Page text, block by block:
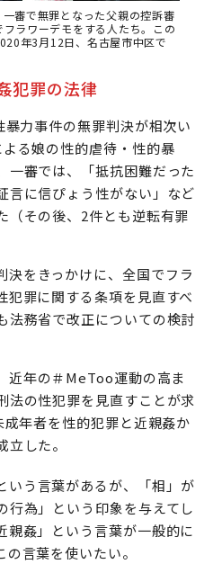
審で無罪となった父親の控訴審
ラワーデモをする人たち。この
年3月12日、名古屋市中区で
犯罪の法律
力事件の無罪判決が相次い
る娘の性的虐待・性的暴
一審では、「抵抗困難だった
言に信ぴょう性がない」など
（その後、2件とも逆転有罪
決をきっかけに、全国でフラ
犯罪に関する条項を見直すべ
法務省で改正についての検討
近年の＃MeToo運動の高ま
法の性犯罪を見直すことが求
年者を性的犯罪と近親姦か
した。
いう言葉があるが、「相」が
行為」という印象を与えてし
親姦」という言葉が一般的に
言葉を使いたい。